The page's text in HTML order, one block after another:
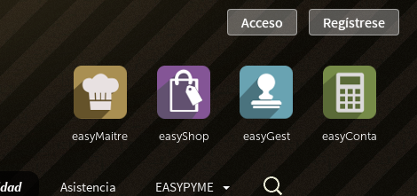
easyMaitre easyShop easyGest easyConta
Asistencia EASYPYME